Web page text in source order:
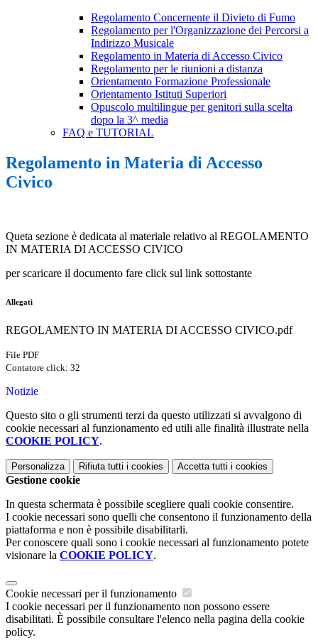
Regolamento Concernente il Divieto di Fumo
Regolamento per l'Organizzazione dei Percorsi a
Indirizzo Musicale
Regolamento in Materia di Accesso Civico
Regolamento per le riunioni a distanza
Orientamento Formazione Professionale
Orientamento Istituti Superiori
Opuscolo multilingue per genitori sulla scelta
dopo la 3^ media
FAQ e TUTORIAL
Regolamento in Materia di Accesso
Civico
Queta sezione è dedicata al materiale relativo al REGOLAMENTO
IN MATERIA DI ACCESSO CIVICO
per scaricare il documento fare click sul link sottostante
Allegati
REGOLAMENTO IN MATERIA DI ACCESSO CIVICO.pdf
File PDF
Contatore click: 32
Notizie
Questo sito o gli strumenti terzi da questo utilizzati si avvalgono di
cookie necessari al funzionamento ed utili alle finalità illustrate nella
COOKIE POLICY.
Personalizza Rifiuta tutti i cookies Accetta tutti i cookies
Gestione cookie
In questa schermata è possibile scegliere quali cookie consentire.
I cookie necessari sono quelli che consentono il funzionamento della
piattaforma e non è possibile disabilitarli.
Per conoscere quali sono i cookie necessari al funzionamento potete
visionare la COOKIE POLICY.
Cookie necessari per il funzionamento
I cookie necessari per il funzionamento non possono essere
disabilitati. È possibile consultare l'elenco nella pagina della cookie
policy.